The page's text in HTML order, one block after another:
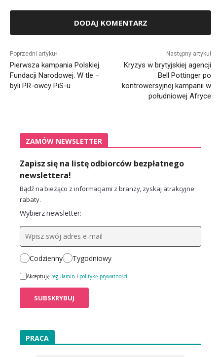
Poprzedni artykuł
Pierwsza kampania Polskiej
Fundacji Narodowej. W tle –
byli PR-owcy PiS-u
Następny artykuł
Kryzys w brytyjskiej agencji
Bell Pottinger po
kontrowersyjnej kampanii w
południowej Afryce
ZAMÓW NEWSLETTER
Zapisz się na listę odbiorców bezpłatnego
newslettera!
Bądź na bieżąco z informacjami z branży, zyskaj atrakcyjne
rabaty.
Wybierz newsletter:
Codzienny Tygodniowy
Akceptuję regulamin i politykę prywatności
PRACA